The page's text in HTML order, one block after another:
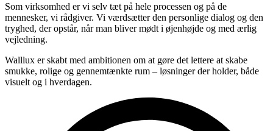
Som virksomhed er vi selv tæt på hele processen og på de
mennesker, vi rådgiver. Vi værdsætter den personlige dialog og den
tryghed, der opstår, når man bliver mødt i øjenhøjde og med ærlig
vejledning.
Walllux er skabt med ambitionen om at gøre det lettere at skabe
smukke, rolige og gennemtænkte rum – løsninger der holder, både
visuelt og i hverdagen.